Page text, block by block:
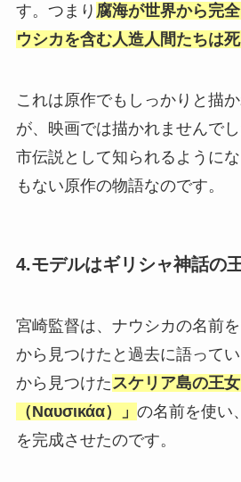
す。つまり 腐海が世界から完
ウシカを含む人造人間たちは死
これは原作でもしっかりと描
が、映画では描かれませんで
市伝説として知られるように
もない原作の物語なのです。
4.モデルはギリシャ神話の
宮崎監督は、ナウシカの名前
から見つけたと過去に語って
から見つけたスケリア島の王
（Ναυσικάα）」 の名前を使い
を完成させたのです。